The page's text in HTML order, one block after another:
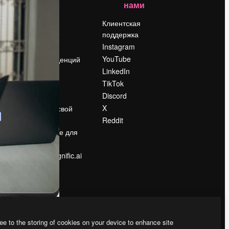
Цены
Вакансии
Поиск тенденций
Блог
События
Продайте свой
Помещение для
прессы
Ищете magnific.ai
нами
Клиентская
поддержка
Instagram
YouTube
LinkedIn
TikTok
Discord
X
Reddit
to the storing of cookies on your device to enhance site